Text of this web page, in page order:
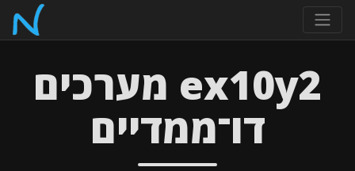
ex10y2 מערכים
דו־ממדיים